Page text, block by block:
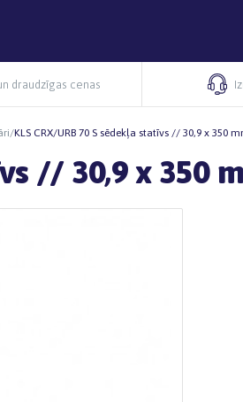
draudzīgas cenas
/KLS CRX/URB 70 S sēdekļa statīvs // 30,9 x 350
// 30,9 x 350